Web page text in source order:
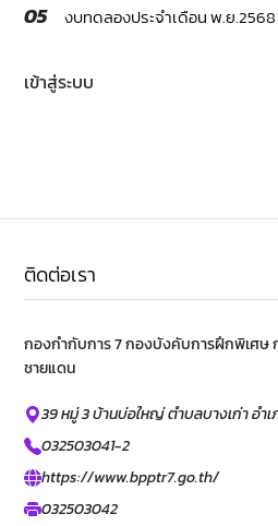
05 งบทดลองประจำเดือน พ.ย.2568
เข้าสู่ระบบ
ติดต่อเรา
กองกำกับการ 7 กองบังคับการฝึกพิเศษ
ชายแดน
39 หมู่ 3 บ้านบ่อใหญ่ ตำบลบางเก่า อำ
032503041-2
https://www.bpptr7.go.th/
032503042